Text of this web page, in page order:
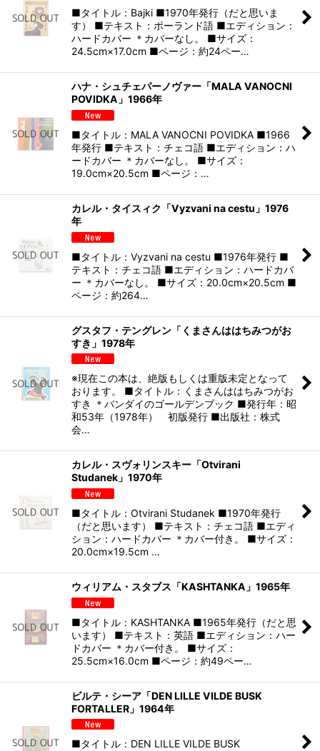
■タイトル：Bajki ■1970年発行（だと思いま
す） ■テキスト：ポーランド語 ■エディション：
ハードカバー ＊カバーなし。 ■サイズ：
24.5cm×17.0cm ■ページ：約24ペー…
ハナ・シュチェパーノヴァー「MALA VANOCNI
POVIDKA」1966年
■タイトル：MALA VANOCNI POVIDKA ■1966
年発行 ■テキスト：チェコ語 ■エディション：ハ
ードカバー ＊カバーなし。 ■サイズ：
19.0cm×20.5cm ■ページ：…
カレル・タイスィク「Vyzvani na cestu」1976
年
■タイトル：Vyzvani na cestu ■1976年発行 ■
テキスト：チェコ語 ■エディション：ハードカバ
ー ＊カバーなし。 ■サイズ：20.0cm×20.5cm ■
ページ：約264…
グスタフ・テングレン「くまさんははちみつがお
すき」1978年
※現在この本は、絶版もしくは重版未定となって
おります。 ■タイトル：くまさんははちみつがお
すき ＊バンダイのゴールデンブック ■発行年：昭
和53年（1978年） 初版発行 ■出版社：株式
会…
カレル・スヴォリンスキー「Otvirani
Studanek」1970年
■タイトル：Otvirani Studanek ■1970年発行
（だと思います） ■テキスト：チェコ語 ■エディ
ション：ハードカバー ＊カバー付き。 ■サイズ：
20.0cm×19.5cm …
ウィリアム・スタブス「KASHTANKA」1965年
■タイトル：KASHTANKA ■1965年発行（だと思
います） ■テキスト：英語 ■エディション：ハー
ドカバー ＊カバー付き。 ■サイズ：
25.5cm×16.0cm ■ページ：約49ペー…
ビルテ・シーア「DEN LILLE VILDE BUSK
FORTALLER」1964年
■タイトル：DEN LILLE VILDE BUSK